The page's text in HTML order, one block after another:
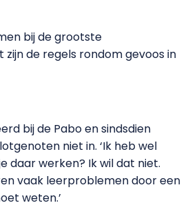
bij de grootste
de regels rondom gevoos in
bij de Pabo en sindsdien
niet in. ‘Ik heb wel
daar werken? Ik wil dat niet.
vaak leerproblemen door een
weten.’